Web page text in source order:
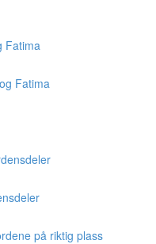
Fatima
Fatima
på riktig plass